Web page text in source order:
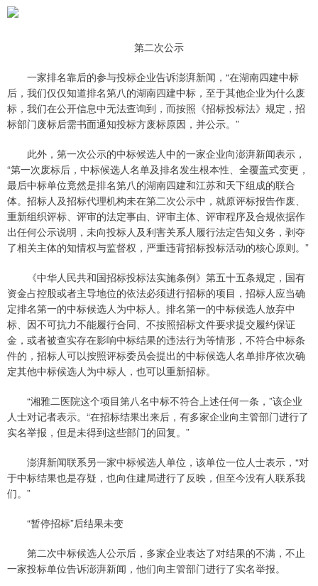
第二次公示
一家排名靠后的参与投标企业告诉澎湃新闻，“在湖南四建中标
后，我们仅仅知道排名第八的湖南四建中标，至于其他企业为什么废
标，我们在公开信息中无法查询到，而按照《招标投标法》规定，招
标部门废标后需书面通知投标方废标原因，并公示。”
此外，第一次公示的中标候选人中的一家企业向澎湃新闻表示，
“第一次废标后，中标候选人名单及排名发生根本性、全覆盖式变更，
最后中标单位竟然是排名第八的湖南四建和江苏和天下组成的联合
体。招标人及招标代理机构未在第二次公示中，就原评标报告作废、
重新组织评标、评审的法定事由、评审主体、评审程序及合规依据作
出任何公示说明，未向投标人及利害关系人履行法定告知义务，剥夺
了相关主体的知情权与监督权，严重违背招标投标活动的核心原则。”
《中华人民共和国招标投标法实施条例》第五十五条规定，国有
资金占控股或者主导地位的依法必须进行招标的项目，招标人应当确
定排名第一的中标候选人为中标人。排名第一的中标候选人放弃中
标、因不可抗力不能履行合同、不按照招标文件要求提交履约保证
金，或者被查实存在影响中标结果的违法行为等情形，不符合中标条
件的，招标人可以按照评标委员会提出的中标候选人名单排序依次确
定其他中标候选人为中标人，也可以重新招标。
“湘雅二医院这个项目第八名中标不符合上述任何一条，”该企业
人士对记者表示。“在招标结果出来后，有多家企业向主管部门进行了
实名举报，但是未得到这些部门的回复。”
澎湃新闻联系另一家中标候选人单位，该单位一位人士表示，“对
于中标结果也是存疑，也向住建局进行了反映，但至今没有人联系我
们。”
“暂停招标”后结果未变
第二次中标候选人公示后，多家企业表达了对结果的不满，不止
一家投标单位告诉澎湃新闻，他们向主管部门进行了实名举报。